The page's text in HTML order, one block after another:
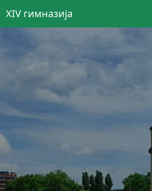
XIV гимназија